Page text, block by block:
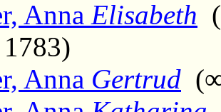
Anna Elisabeth
Anna Gertrud